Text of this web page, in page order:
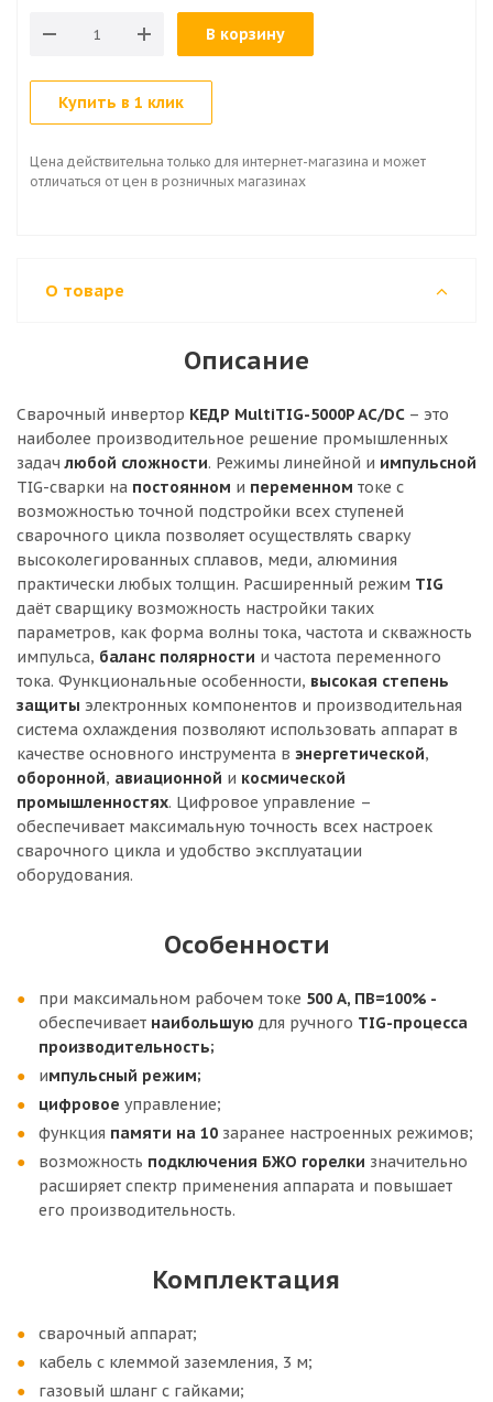
В корзину
Купить в 1 клик
Цена действительна только для интернет-магазина и может
отличаться от цен в розничных магазинах
О товаре
Описание
Сварочный инвертор КЕДР MultiTIG-5000P AC/DC – это
наиболее производительное решение промышленных
задачлюбой сложности. Режимы линейной и импульсной
TIG-сварки на постоянном и переменном токе с
возможностью точной подстройки всех ступеней
сварочного цикла позволяет осуществлять сварку
высоколегированных сплавов, меди, алюминия
практически любых толщин. Расширенный режим TIG
даёт сварщику возможность настройки таких
параметров, как форма волны тока, частота и скважность
импульса, баланс полярности и частота переменного
тока. Функциональные особенности, высокая степень
защиты электронных компонентов и производительная
система охлаждения позволяют использовать аппарат в
качестве основного инструмента в энергетической,
оборонной, авиационной и космической
промышленностях. Цифровое управление –
обеспечивает максимальную точность всех настроек
сварочного цикла и удобство эксплуатации
оборудования.
Особенности
при максимальном рабочем токе 500 А, ПВ=100% -
обеспечивает наибольшую для ручного TIG-процесса
производительность;
импульсный режим;
цифровое управление;
функция памяти на 10 заранее настроенных режимов;
возможность подключения БЖО горелки значительно
расширяет спектр применения аппарата и повышает
его производительность.
Комплектация
сварочный аппарат;
кабель с клеммой заземления, 3 м;
газовый шланг с гайками;